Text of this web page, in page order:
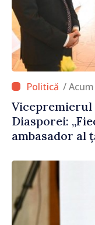
/
Vicepremierul
Diasporei:
ambasador al